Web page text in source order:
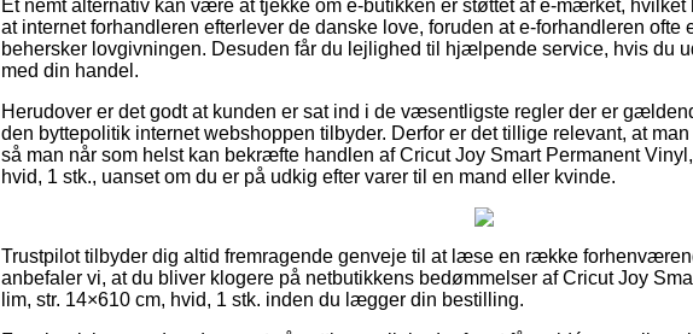
Et nemt alternativ kan være at tjekke om e-butikken er støttet af e-mærket,
at internet forhandleren efterlever de danske love, foruden at e-forhandleren ofte
behersker lovgivningen. Desuden får du lejlighed til hjælpende service, hvis du
med din handel.
Herudover er det godt at kunden er sat ind i de væsentligste regler der er
den byttepolitik internet webshoppen tilbyder. Derfor er det tillige relevant, at
så man når som helst kan bekræfte handlen af Cricut Joy Smart Permanent
hvid, 1 stk., uanset om du er på udkig efter varer til en mand eller kvinde.
Trustpilot tilbyder dig altid fremragende genveje til at læse en række
anbefaler vi, at du bliver klogere på netbutikkens bedømmelser af Cricut Joy
lim, str. 14×610 cm, hvid, 1 stk. inden du lægger din bestilling.